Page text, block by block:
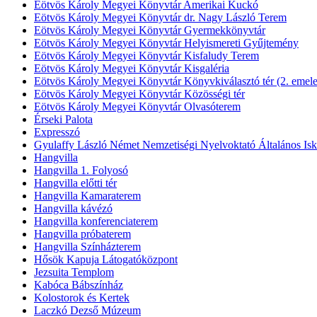
Eötvös Károly Megyei Könyvtár Amerikai Kuckó
Eötvös Károly Megyei Könyvtár dr. Nagy László Terem
Eötvös Károly Megyei Könyvtár Gyermekkönyvtár
Eötvös Károly Megyei Könyvtár Helyismereti Gyűjtemény
Eötvös Károly Megyei Könyvtár Kisfaludy Terem
Eötvös Károly Megyei Könyvtár Kisgaléria
Eötvös Károly Megyei Könyvtár Könyvkiválasztó tér (2.
Eötvös Károly Megyei Könyvtár Közösségi tér
Eötvös Károly Megyei Könyvtár Olvasóterem
Érseki Palota
Expresszó
Gyulaffy László Német Nemzetiségi Nyelvoktató Általános
Hangvilla
Hangvilla 1. Folyosó
Hangvilla előtti tér
Hangvilla Kamaraterem
Hangvilla kávézó
Hangvilla konferenciaterem
Hangvilla próbaterem
Hangvilla Színházterem
Hősök Kapuja Látogatóközpont
Jezsuita Templom
Kabóca Bábszínház
Kolostorok és Kertek
Laczkó Dezső Múzeum